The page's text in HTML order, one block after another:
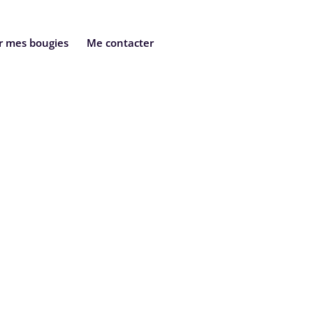
mes bougies Me contacter